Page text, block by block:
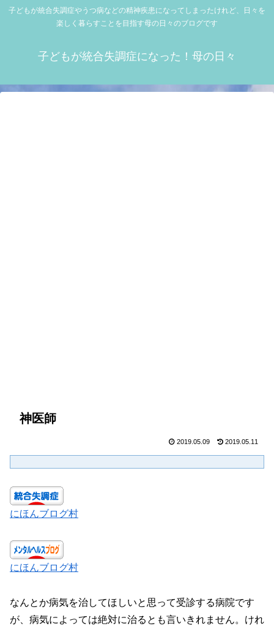
子どもが統合失調症やうつ病などの精神疾患になってしまったけれど、日々を
楽しく暮らすことを目指す母の日々のブログです
子どもが統合失調症になった！母の日々
神医師
2019.05.09 2019.05.11
にほんブログ村
にほんブログ村
なんとか病気を治してほしいと思って受診する病院です
が、病気によっては絶対に治るとも言いきれません。けれ